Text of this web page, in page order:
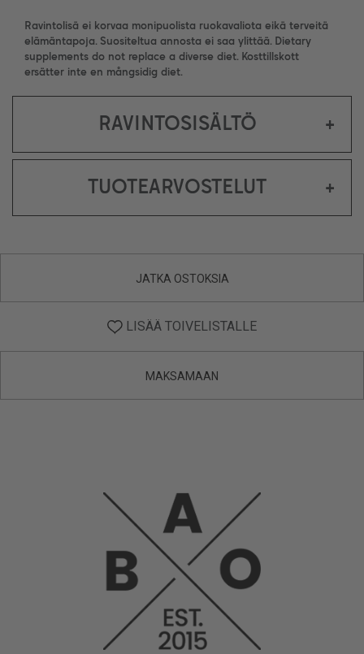
Ravintolisä ei korvaa monipuolista ruokavaliota eikä terveitä
elämäntapoja. Suositeltua annosta ei saa ylittää. Dietary
supplements do not replace a diverse diet. Kosttillskott
ersätter inte en mångsidig diet.
RAVINTOSISÄLTÖ +
TUOTEARVOSTELUT +
JATKA OSTOKSIA
LISÄÄ TOIVELISTALLE
MAKSAMAAN